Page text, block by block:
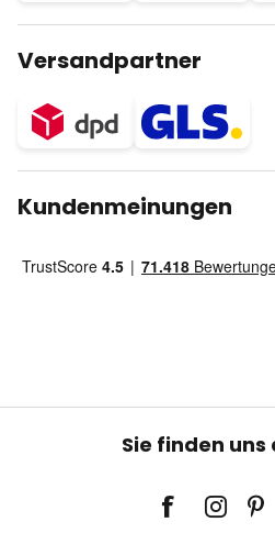
Versandpartner
Kundenmeinungen
Sie finden uns